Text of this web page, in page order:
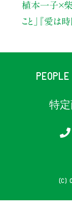
植本一子×
こと」
『愛は
PEOPLE
特
(c)